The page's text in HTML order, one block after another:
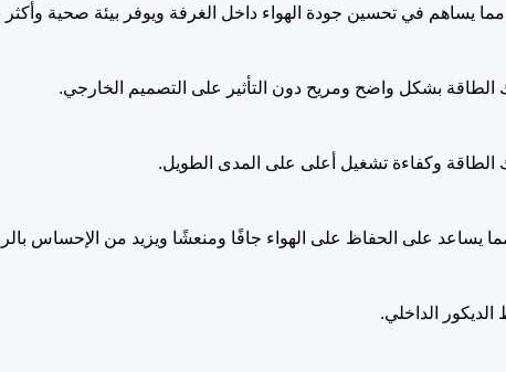
بشكل واضح ومريح دون التأثير على التصميم الخارجي.
الطاقة وكفاءة تشغيل أعلى على المدى الطويل.
يساعد على الحفاظ على الهواء جافًا ومنعشًا ويزيد من الإحساس
الداخلي.